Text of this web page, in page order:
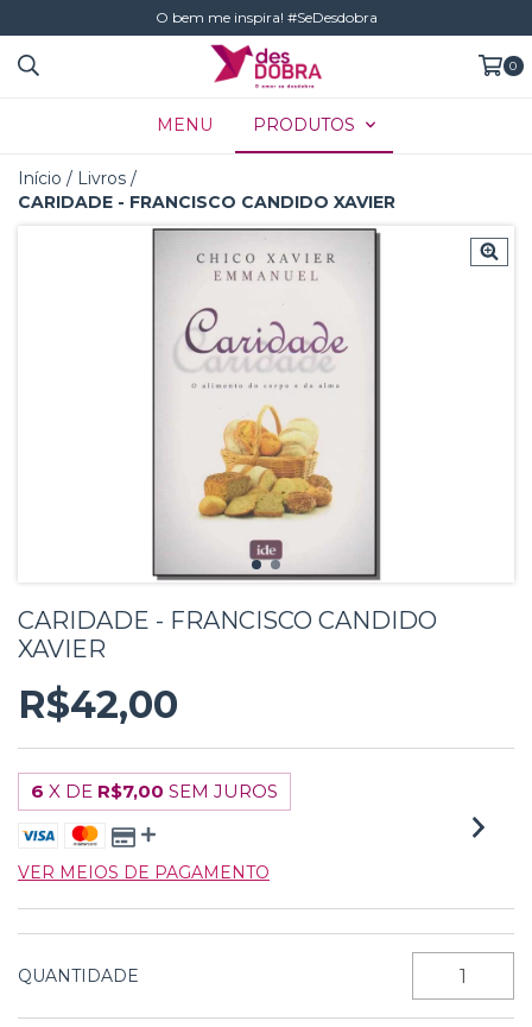
O bem me inspira! #SeDesdobra
0
MENU PRODUTOS
Início / Livros /
CARIDADE - FRANCISCO CANDIDO XAVIER
CARIDADE - FRANCISCO CANDIDO
XAVIER
R$42,00
6 X DE R$7,00 SEM JUROS
VER MEIOS DE PAGAMENTO
QUANTIDADE